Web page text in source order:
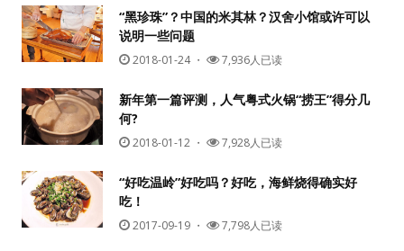
“黑珍珠”？中国的米其林？汉舍小馆或许可以
说明一些问题
2018-01-24・ 7,936人已读
新年第一篇评测，人气粤式火锅“捞王”得分几
何?
2018-01-12 ・ 7,928人已读
“好吃温岭”好吃吗？好吃，海鲜烧得确实好
吃！
2017-09-19 ・ 7,798人已读